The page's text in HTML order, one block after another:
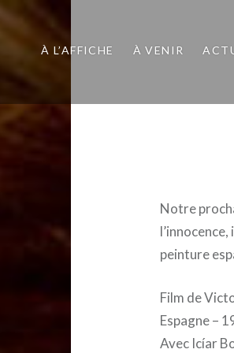
À L’AFFICHE À VENIR
Notre
peinture
Film de
Espagne –
Avec Icíar